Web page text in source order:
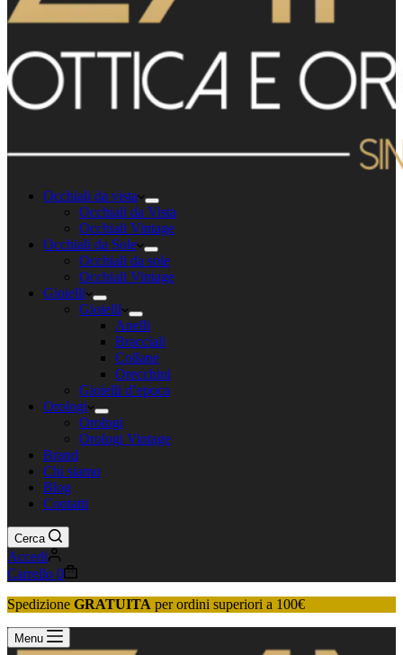
Occhiali da vista
Occhiali da Vista
Occhiali Vintage
Occhiali da Sole
Occhiali da sole
Occhiali Vintage
Gioielli
Gioielli
Anelli
Bracciali
Collane
Orecchini
Gioielli d’epoca
Orologi
Orologi
Orologi Vintage
Brand
Chi siamo
Blog
Contatti
Cerca
Accedi
Carrello 0
Spedizione GRATUITA per ordini superiori a 100€
Menu